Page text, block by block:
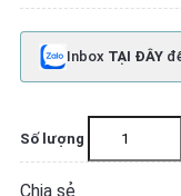
Inbox TẠI ĐÂY
Số lượng
Chia sẻ